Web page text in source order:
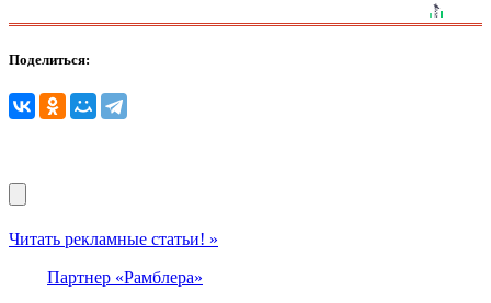
Поделиться:
Читать рекламные статьи! »
Партнер «Рамблера»